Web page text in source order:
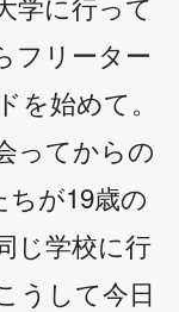
フリーター
始めて。
ってからの
が19歳の
じ学校に行
うして今日